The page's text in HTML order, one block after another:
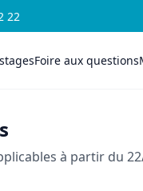
22
Foire aux questions
à partir du